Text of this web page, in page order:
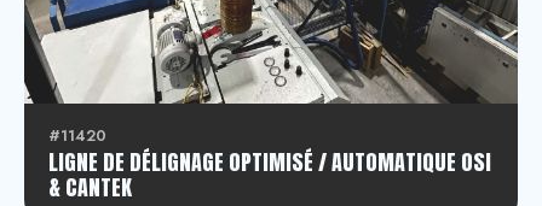
#11420
LIGNE DE DÉLIGNAGE OPTIMISÉ / AUTOMATIQUE OSI
& CANTEK